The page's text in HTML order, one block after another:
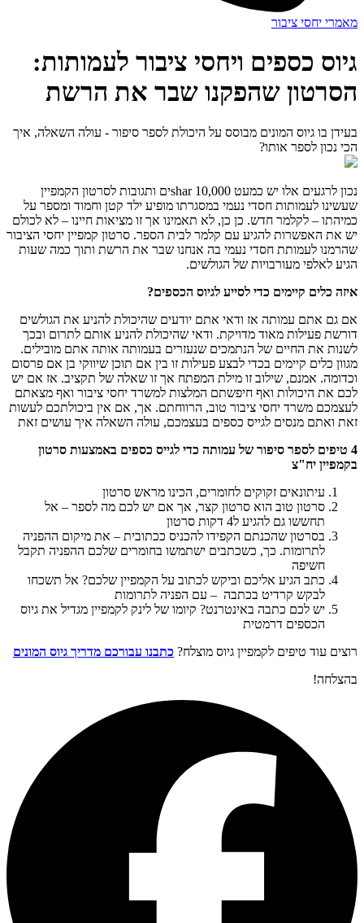
מאמרי יחסי ציבור
גיוס כספים ויחסי ציבור לעמותות:
הסרטון שהפקנו שבר את הרשת
בעידן בו גיוס המונים מבוסס על היכולת לספר סיפור - עולה השאלה, איך
הכי נכון לספר אותו?
נכון לרגעים אלו יש כמעט 10,000 sharים ותגובות לסרטון הקמפיין
שעשינו לעמותות חסדי נעמי במסגרתו מופיע ילד קטן וחמוד ומספר על
כמיהתו – לקלמר חדש. כן כן, לא תאמינו אך זו מציאות חיינו – לא לכולם
יש את האפשרות להגיע עם קלמר לבית הספר. סרטון קמפיין יחסי הציבור
שהרמנו לעמותת חסדי נעמי בה אנחנו שבר את הרשת ותוך כמה שעות
הגיע לאלפי מעורבויות של הגולשים.
איזה כלים קיימים כדי לסייע לגיוס הכספים?
אם גם אתם עמותה אז ודאי אתם יודעים שהיכולת להניע את הגולשים
דורשת פעילות מאוד מדויקת. ודאי שהיכולת להניע אותם לתרום ובכך
לשנות את החיים של הנתמכים שנעזרים בעמותה אותה אתם מובילים.
מגוון כלים קיימים בכדי לבצע פעילות זו בין אם תוכן שיווקי בן אם פרסום
וכדומה. אמנם, שילוב זו מילת המפתח אך זו שאלה של תקציב. אז אם יש
לכם את היכולות ואף חיפשתם המלצות למשרד יחסי ציבור ואף מצאתם
לעצמכם משרד יחסי ציבור טוב, הרווחתם. אך, אם אין ביכולתכם לעשות
זאת ואתם מנסים לגייס כספים בעצמכם, עולה השאלה איך עושים זאת
4 טיפים לספר סיפור של עמותה כדי לגייס כספים באמצעות סרטון
בקמפיין יח"צ
עיתונאים זקוקים לחומרים, הכינו מראש סרטון
סרטון טוב הוא סרטון קצר, אך אם יש לכם מה לספר – אל
תחששו גם להגיע ל4 דקות סרטון
בסרטון שהכנתם הקפידו להכניס ככתובית – את מיקום ההפניה
לתרומות. כך, כשכתבים ישתמשו בחומרים שלכם ההפניה תקבל
חשיפה
כתב הגיע אליכם וביקש לכתוב על הקמפיין שלכם? אל תשכחו
לבקש קרדיט בכתבה – עם הפניה לתרומות
יש לכם כתבה באינטרנט? קיומו של לינק לקמפיין מגדיל את גיוס
הכספים דרמטית
רוצים עוד טיפים לקמפיין גיוס מוצלח? כתבנו עבורכם מדריך גיוס המונים
בהצלחה!